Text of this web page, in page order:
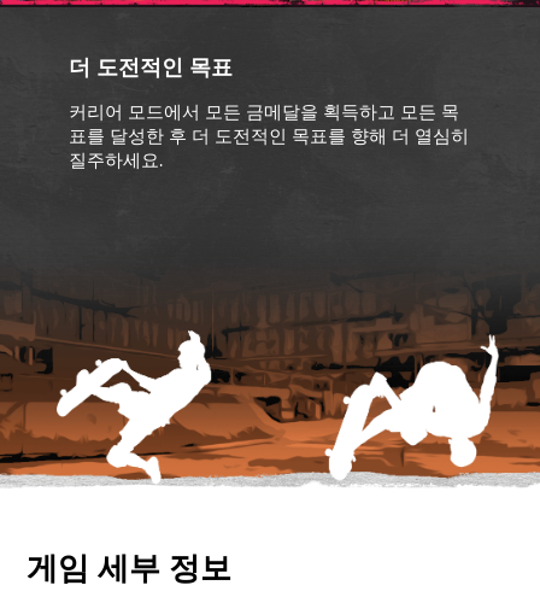
더 도전적인 목표
커리어 모드에서 모든 금메달을 획득하고 모든 목
표를 달성한 후 더 도전적인 목표를 향해 더 열심히
질주하세요.
게임 세부 정보